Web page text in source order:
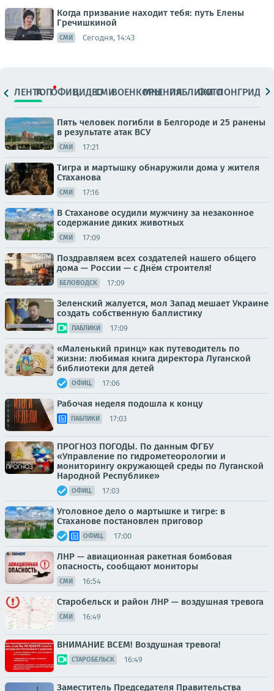
Когда призвание находит тебя: путь Елены
Гречишкиной
СМИ Сегодня, 14:43
ЛЕНТАТОПОФИЦ.ВИДЕОСМИВОЕНКОРЫМНЕНИЯПАБЛИКИ
ФОТОЛОНГРИДЫ
Пять человек погибли в Белгороде и 25 ранены
в результате атак ВСУ
СМИ 17:21
Тигра и мартышку обнаружили дома у жителя
Стаханова
СМИ 17:16
В Стаханове осудили мужчину за незаконное
содержание диких животных
СМИ 17:09
Поздравляем всех создателей нашего общего
дома — России — с Днём строителя!
БЕЛОВОДСК 17:09
Зеленский жалуется, мол Запад мешает Украине
создать собственную баллистику
ПАБЛИКИ 17:09
«Маленький принц» как путеводитель по
жизни: любимая книга директора Луганской
библиотеки для детей
ОФИЦ. 17:06
Рабочая неделя подошла к концу
ПАБЛИКИ 17:03
ПРОГНОЗ ПОГОДЫ. По данным ФГБУ
«Управление по гидрометеорологии и
мониторингу окружающей среды по Луганской
Народной Республике»
ОФИЦ. 17:03
Уголовное дело о мартышке и тигре: в
Стаханове постановлен приговор
ОФИЦ. 17:00
ЛНР — авиационная ракетная бомбовая
опасность, сообщают мониторы
СМИ 16:54
Старобельск и район ЛНР — воздушная тревога
СМИ 16:49
ВНИМАНИЕ ВСЕМ! Воздушная тревога!
СТАРОБЕЛЬСК 16:49
Заместитель Председателя Правительства